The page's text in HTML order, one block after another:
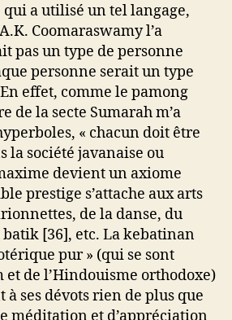
qui a utilisé un tel langage,
Coomaraswamy l’a
pas un type de personne
personne serait un type
effet, comme le pamong
de la secte Sumarah m’a
« chacun doit être
la société javanaise ou
devient un axiome
prestige s’attache aux arts
de la danse, du
[36], etc. La kebatinan
pur » (qui se sont
et de l’Hindouisme orthodoxe)
à ses dévots rien de plus que
méditation et d’appréciation